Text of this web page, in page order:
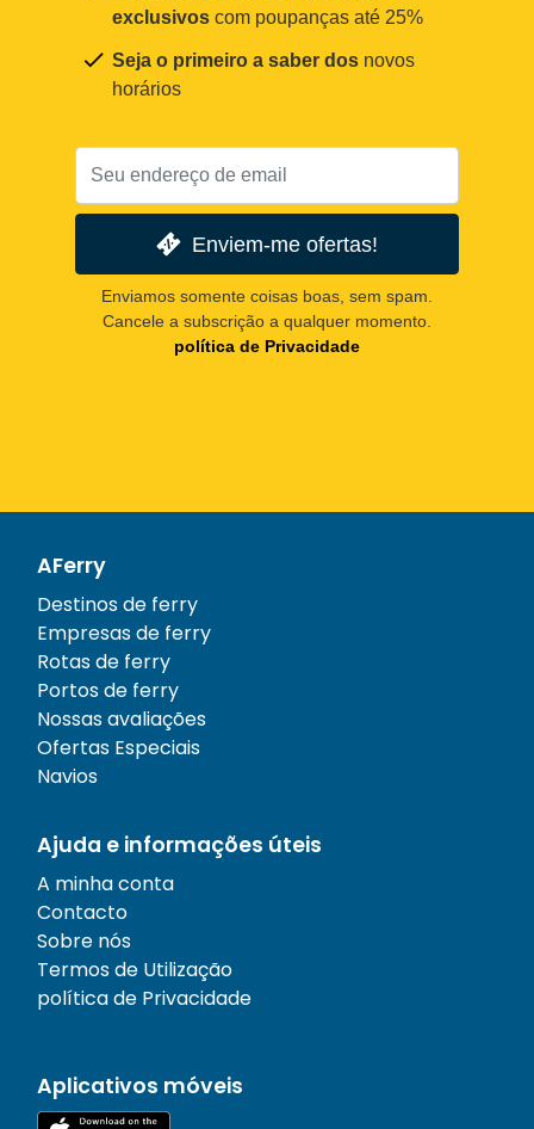
exclusivos com poupanças até 25%
Seja o primeiro a saber dos novos
horários
Enviem-me ofertas!
Enviamos somente coisas boas, sem spam.
Cancele a subscrição a qualquer momento.
política de Privacidade
AFerry
Destinos de ferry
Empresas de ferry
Rotas de ferry
Portos de ferry
Nossas avaliações
Ofertas Especiais
Navios
Ajuda e informações úteis
A minha conta
Contacto
Sobre nós
Termos de Utilização
política de Privacidade
Aplicativos móveis